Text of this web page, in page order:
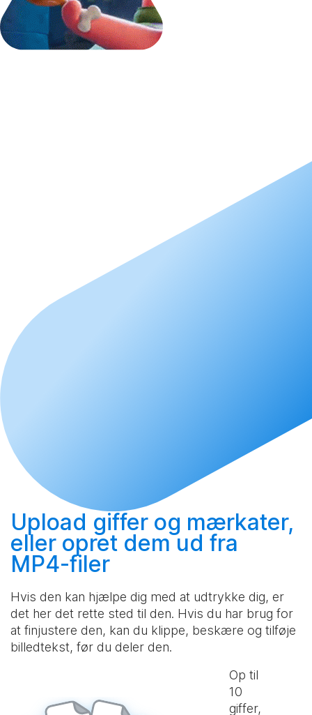
Upload giffer og mærkater,
eller opret dem ud fra
MP4-filer
Hvis den kan hjælpe dig med at udtrykke dig, er
det her det rette sted til den. Hvis du har brug for
at finjustere den, kan du klippe, beskære og tilføje
billedtekst, før du deler den.
Op til
10
giffer,